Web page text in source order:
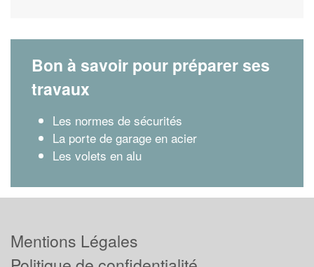
Bon à savoir pour préparer ses
travaux
Les normes de sécurités
La porte de garage en acier
Les volets en alu
Mentions Légales